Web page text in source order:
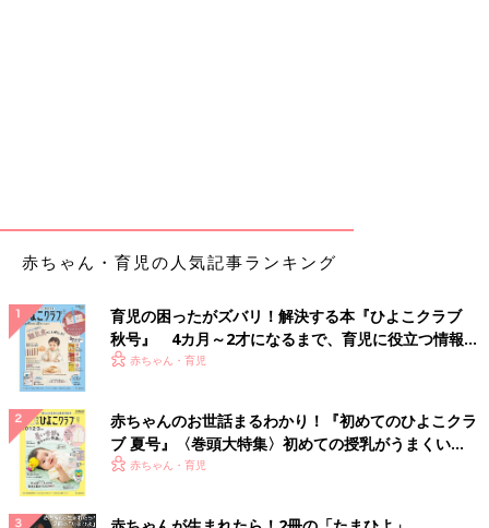
赤ちゃん・育児の人気記事ランキング
育児の困ったがズバリ！解決する本『ひよこクラブ
秋号』 4カ月～2才になるまで、育児に役立つ情報が
いっぱい！
赤ちゃん・育児
赤ちゃんのお世話まるわかり！『初めてのひよこクラ
ブ 夏号』〈巻頭大特集〉初めての授乳がうまくい
く！ おっぱい・ミルクの基本と夏のトラブル 解決テ
赤ちゃん・育児